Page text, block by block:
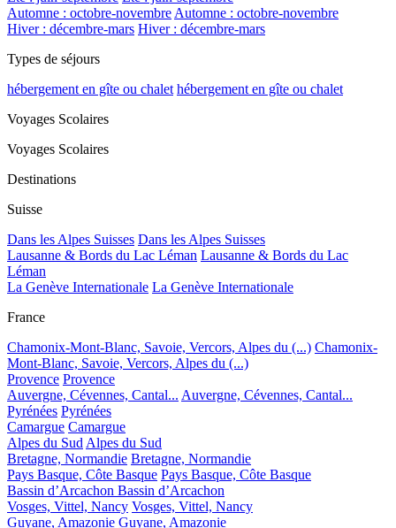
Automne : octobre-novembreAutomne : octobre-novembre
Hiver : décembre-mars Hiver : décembre-mars
Types de séjours
hébergement en gîte ou chalet hébergement en gîte ou chalet
Voyages Scolaires
Voyages Scolaires
Destinations
Suisse
Dans les Alpes Suisses Dans les Alpes Suisses
Lausanne & Bords du Lac Léman Lausanne & Bords du Lac
Léman
La Genève Internationale La Genève Internationale
France
Chamonix-Mont-Blanc, Savoie, Vercors, Alpes du (...) Chamonix-
Mont-Blanc, Savoie, Vercors, Alpes du (...)
Provence Provence
Auvergne, Cévennes, Cantal... Auvergne, Cévennes, Cantal...
Pyrénées Pyrénées
Camargue Camargue
Alpes du SudAlpes du Sud
Bretagne, Normandie Bretagne, Normandie
Pays Basque, Côte Basque Pays Basque, Côte Basque
Bassin d’Arcachon Bassin d’Arcachon
Vosges, Vittel, Nancy Vosges, Vittel, Nancy
Guyane, Amazonie Guyane, Amazonie